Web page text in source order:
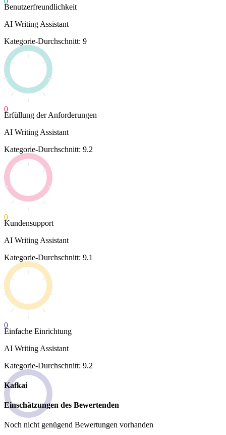
Benutzerfreundlichkeit
AI Writing Assistant
Kategorie-Durchschnitt: 9
0
Erfüllung der Anforderungen
AI Writing Assistant
Kategorie-Durchschnitt: 9.2
0
Kundensupport
AI Writing Assistant
Kategorie-Durchschnitt: 9.1
0
Einfache Einrichtung
AI Writing Assistant
Kategorie-Durchschnitt: 9.2
Kafkai
Einschätzungen des Bewertenden
Noch nicht genügend Bewertungen vorhanden